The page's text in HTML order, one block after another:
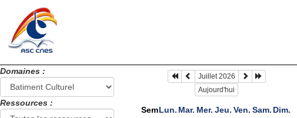
Domaines :
Ressources :
Juillet 2026
Aujourd'hui
SemLun. Mar. Mer. Jeu. Ven. Sam. Dim.